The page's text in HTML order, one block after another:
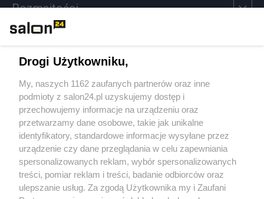
Rozmaitości
Sport
Społeczeństwo
Kultura
X Facebook Instagram Youtube
Drogi Użytkowniku,
My, naszych 1162 zaufanych partnerów oraz inne
podmioty z salon24.pl uzyskujemy dostęp i
przechowujemy informacje na urządzeniu oraz
przetwarzamy dane osobowe, takie jak unikalne
identyfikatory, standardowe informacje wysyłane przez
urządzenie czy dane przeglądania w celu zapewniania
spersonalizowanych reklam, wybór spersonalizowanych
treści, pomiar reklam i treści, badanie odbiorców oraz
ulepszanie usług. Za zgodą Użytkownika my i Zaufani